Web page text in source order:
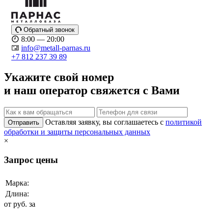
Обратный звонок
8:00 — 20:00
info@metall-parnas.ru
+7 812 237 39 89
Укажите свой номер
и наш оператор свяжется с Вами
Отправить Оставляя заявку, вы соглашаетесь с политикой
обработки и защиты персональных данных
×
Запрос цены
Марка:
Длина:
от руб. за